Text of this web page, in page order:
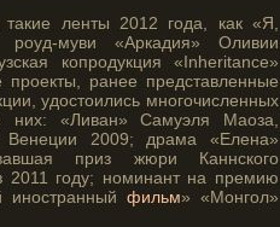
ленты 2012 года, как «Я,
муви «Аркадия» Оливии
копродукция «Inheritance»
ранее представленные
удостоились многочисленных
них: «Ливан» Самуэля Маоза,
Венеции 2009; драма «Елена»
приз жюри Каннского
2011 году; номинант на премию
иностранныйфильм» «Монгол»